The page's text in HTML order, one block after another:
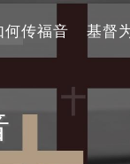
何传福音 基督